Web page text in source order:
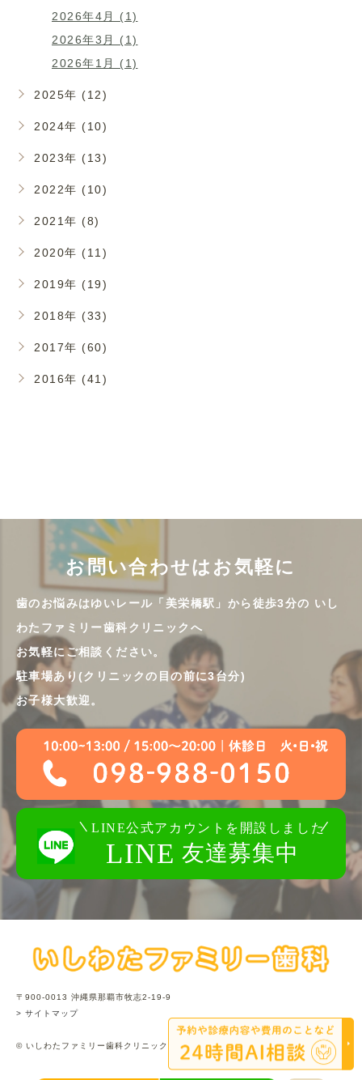
2026年4月 (1)
2026年3月 (1)
2026年1月 (1)
2025年 (12)
2024年 (10)
2023年 (13)
2022年 (10)
2021年 (8)
2020年 (11)
2019年 (19)
2018年 (33)
2017年 (60)
2016年 (41)
お問い合わせはお気軽に
歯のお悩みはゆいレール「美栄橋駅」から徒歩3分の いし
わたファミリー歯科クリニックへ
お気軽にご相談ください。
駐車場あり(クリニックの目の前に3台分)
お子様大歓迎。
〒900-0013 沖縄県那覇市牧志2-19-9
> サイトマップ
© いしわたファミリー歯科クリニック.